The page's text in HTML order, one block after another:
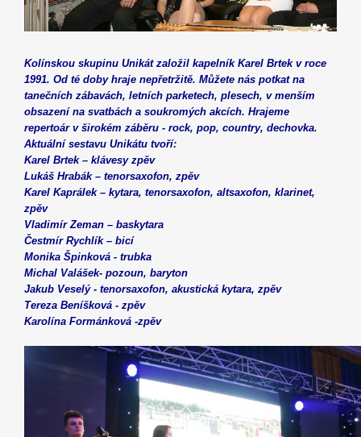
Kolínskou skupinu Unikát založil kapelník Karel Brtek v roce
1991. Od té doby hraje nepřetržitě. Můžete nás potkat na
tanečních zábavách, letních parketech, plesech, v menším
obsazení na svatbách a soukromých akcích. Hrajeme
repertoár v širokém záběru - rock, pop, country, dechovka.
Aktuální sestavu Unikátu tvoří:
Karel Brtek – klávesy zpěv
Lukáš Hrabák – tenorsaxofon, zpěv
Karel Kaprálek – kytara, tenorsaxofon, altsaxofon, klarinet,
zpěv
Vladimír Zeman – baskytara
Čestmír Rychlík – bicí
Monika Špinková - trubka
Michal Valášek- pozoun, baryton
Jakub Veselý - tenorsaxofon, akustická kytara, zpěv
Tereza Beníšková - zpěv
Karolína Formánková -zpěv